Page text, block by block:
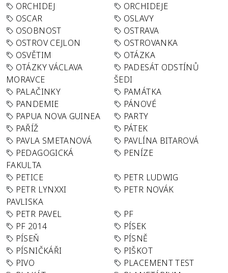
ORCHIDEJ
ORCHIDEJE
OSCAR
OSLAVY
OSOBNOST
OSTRAVA
OSTROV CEJLON
OSTROVANKA
OSVĚTIM
OTÁZKA
OTÁZKY VÁCLAVA
MORAVCE
PADESÁT ODSTÍNŮ
ŠEDI
PALAČINKY
PAMÁTKA
PANDEMIE
PÁNOVÉ
PAPUA NOVA GUINEA
PARTY
PAŘÍŽ
PÁTEK
PAVLA SMETANOVÁ
PAVLÍNA BITAROVÁ
PEDAGOGICKÁ
FAKULTA
PENÍZE
PETICE
PETR LUDWIG
PETR LYNXXI
PAVLISKA
PETR NOVÁK
PETR PAVEL
PF
PF 2014
PÍSEK
PÍSEŇ
PÍSNĚ
PÍSNIČKÁŘI
PIŠKOT
PIVO
PLACEMENT TEST